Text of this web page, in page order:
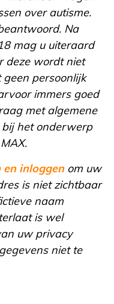
over autisme.
Na
mag u uiteraard
deze wordt niet
persoonlijk
immers goed
met algemene
het onderwerp
en inloggenom uw
is niet zichtbaar
naam
is wel
uw privacy
niet te